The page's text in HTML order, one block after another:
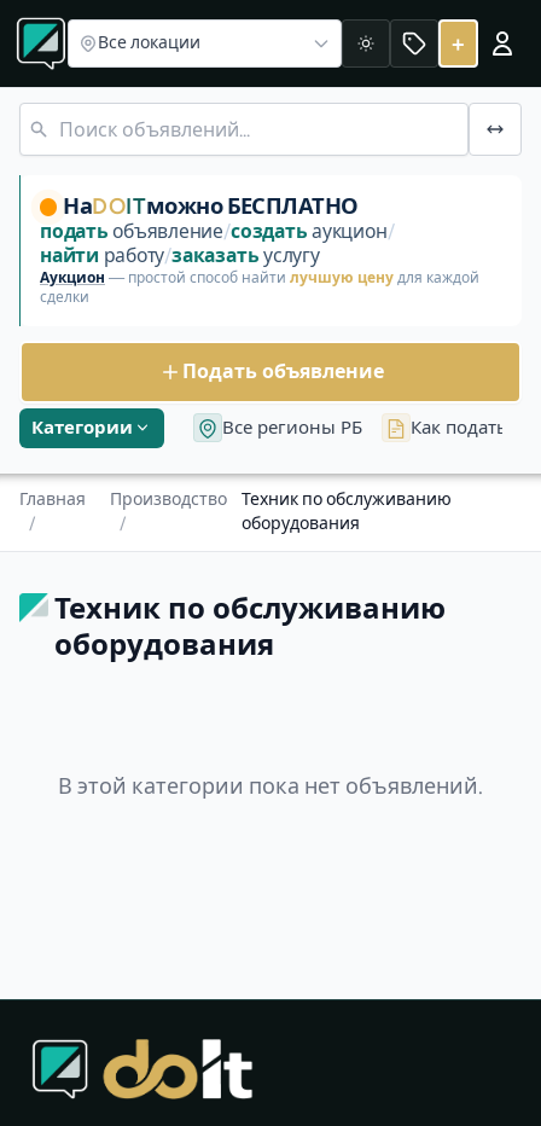
Техник по обслуживанию
Раздел «Техник по обслуживанию оборудования» в
Все локации Светлая +
Категории Все регионы РБ Как подать
НаDOITможно БЕСПЛАТНО
подать объявление/создать аукцион/
найти работу/заказать услугу
Аукцион — простой способ найти лучшую цену для каждой
сделки
Подать объявление
Главная
/
Производство
/
Техник по обслуживанию
оборудования
Техник по обслуживанию
оборудования
В этой категории пока нет объявлений.